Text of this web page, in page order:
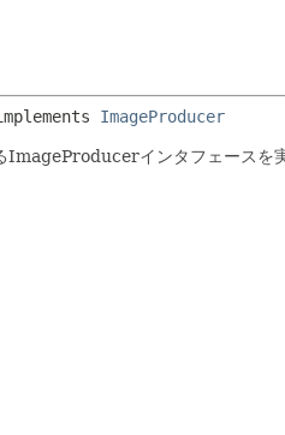
ImageProducer
インタフェースを